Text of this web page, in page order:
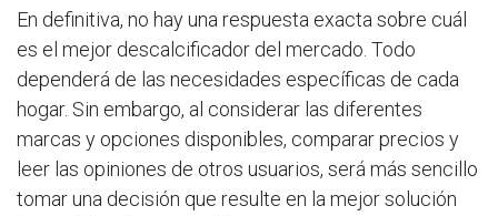
En definitiva, no hay una respuesta exacta sobre cuál
es el mejor descalcificador del mercado. Todo
dependerá de las necesidades específicas de cada
hogar. Sin embargo, al considerar las diferentes
marcas y opciones disponibles, comparar precios y
leer las opiniones de otros usuarios, será más sencillo
tomar una decisión que resulte en la mejor solución